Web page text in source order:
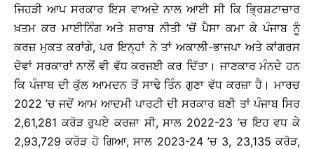
ਜਿਹੜੀ ਆਪ ਸਰਕਾਰ ਇਸ ਵਾਅਦੇ ਨਾਲ ਆਈ ਸੀ ਕਿ ਭ੍ਰਿਸ਼ਟਾਚਾਰ
ਖ਼ਤਮ ਕਰ ਮਾਈਨਿੰਗ ਅਤੇ ਸ਼ਰਾਬ ਨੀਤੀ ’ਚੋਂ ਪੈਸਾ ਕਮਾ ਕੇ ਪੰਜਾਬ ਨੂੰ
ਕਰਜ਼ ਮੁਕਤ ਕਰਾਂਗੇ, ਪਰ ਇਨ੍ਹਾਂ ਨੇ ਤਾਂ ਅਕਾਲੀ-ਭਾਜਪਾ ਅਤੇ ਕਾਂਗਰਸ
ਦੋਵਾਂ ਸਰਕਾਰਾਂ ਨਾਲੋਂ ਵੀ ਵੱਧ ਕਰਜਈ ਕਰ ਦਿੱਤਾ। ਜਾਣਕਾਰ ਮੰਨਦੇ ਹਨ
ਕਿ ਪੰਜਾਬ ਦੀ ਕੁੱਲ ਆਮਦਨ ਤੋਂ ਸਾਢੇ ਤਿੰਨ ਗੁਣਾ ਵੱਧ ਕਰਜ਼ਾ ਹੈ। ਮਾਰਚ
2022 ’ਚ ਜਦੋਂ ਆਮ ਆਦਮੀ ਪਾਰਟੀ ਦੀ ਸਰਕਾਰ ਬਣੀ ਤਾਂ ਪੰਜਾਬ ਸਿਰ
2,61,281 ਕਰੋੜ ਰੁਪਏ ਕਰਜ਼ਾ ਸੀ, ਸਾਲ 2022-23 ’ਚ ਇਹ ਵਧ ਕੇ
2,93,729 ਕਰੋੜ ਹੋ ਗਿਆ, ਸਾਲ 2023-24 ’ਚ 3, 23,135 ਕਰੋੜ,